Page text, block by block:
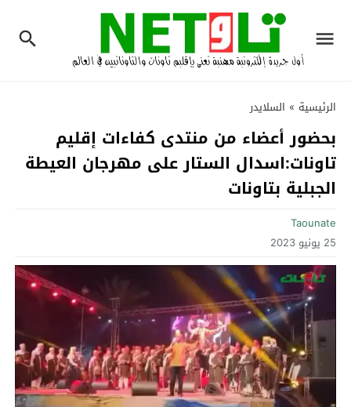
الرئيسية » السلايدر
بحضور أعضاء من منتدى كفاءات إقليم
تاونات:اسدال الستار على مهرجان العيطة
الجبلية بتاونات
Taounate
25 يونيو 2023